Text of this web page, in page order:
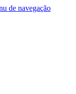
de navegação